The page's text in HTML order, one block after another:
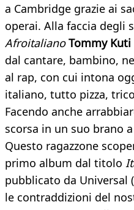
a Cambridge grazie ai
operai. Alla faccia degli
Afroitaliano Tommy Kuti
dal cantare, bambino,
al rap, con cui intona
italiano, tutto pizza,
Facendo anche
scorsa in un suo brano
Questo ragazzone
primo album dal titolo
pubblicato da Universal
le contraddizioni del